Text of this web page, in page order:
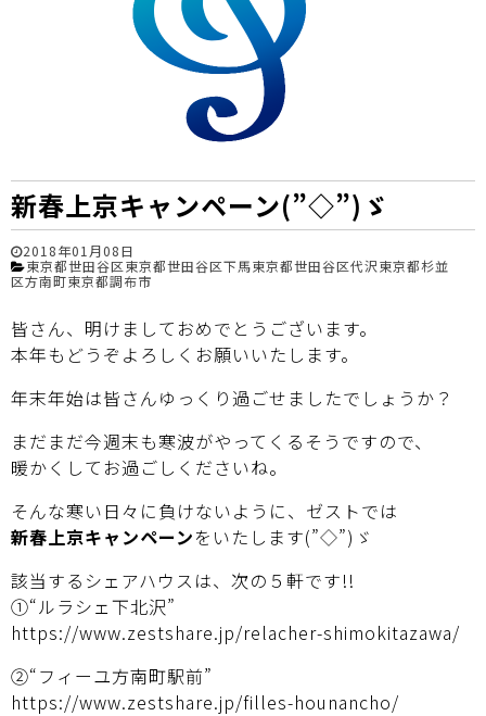
新春上京キャンペーン(”◇”)ゞ
2018年01月08日
東京都世田谷区東京都世田谷区下馬東京都世田谷区代沢東京都杉並
区方南町東京都調布市
皆さん、明けましておめでとうございます。
本年もどうぞよろしくお願いいたします。
年末年始は皆さんゆっくり過ごせましたでしょうか？
まだまだ今週末も寒波がやってくるそうですので、
暖かくしてお過ごしくださいね。
そんな寒い日々に負けないように、ゼストでは
新春上京キャンペーンをいたします(”◇”)ゞ
該当するシェアハウスは、次の５軒です!!
①“ルラシェ下北沢”
https://www.zestshare.jp/relacher-shimokitazawa/
②“フィーユ方南町駅前”
https://www.zestshare.jp/filles-hounancho/